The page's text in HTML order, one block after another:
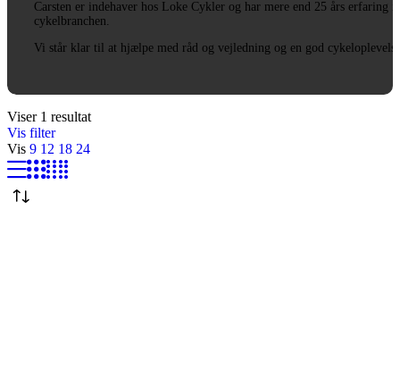
Carsten er indehaver hos Loke Cykler og har mere end 25 års erfaring i
cykelbranchen.
Vi står klar til at hjælpe med råd og vejledning og en god
Viser 1 resultat
Vis filter
Vis 9 12 18 24